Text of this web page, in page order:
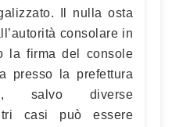
Il nulla osta
consolare in
la firma del console
presso la prefettura
salvo diverse
casi può essere